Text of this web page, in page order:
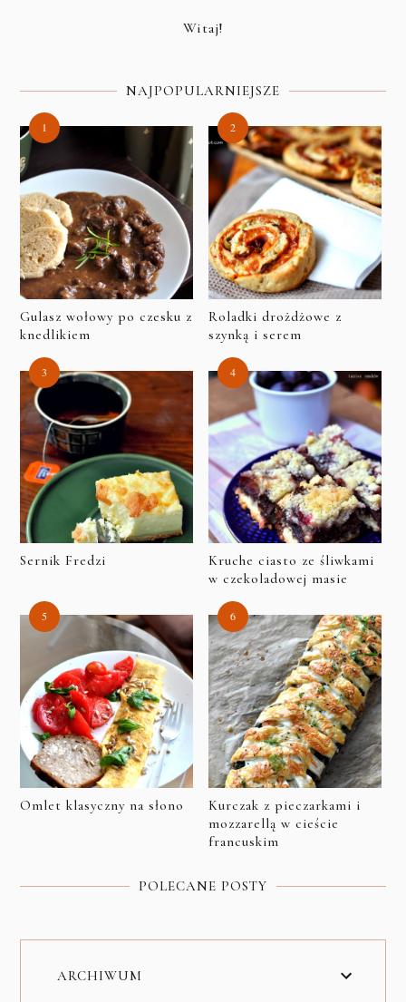
Witaj!
NAJPOPULARNIEJSZE
Gulasz wołowy po czesku z
knedlikiem
Roladki drożdżowe z
szynką i serem
Sernik Fredzi
Kruche ciasto ze śliwkami
w czekoladowej masie
Omlet klasyczny na słono
Kurczak z pieczarkami i
mozzarellą w cieście
francuskim
POLECANE POSTY
ARCHIWUM